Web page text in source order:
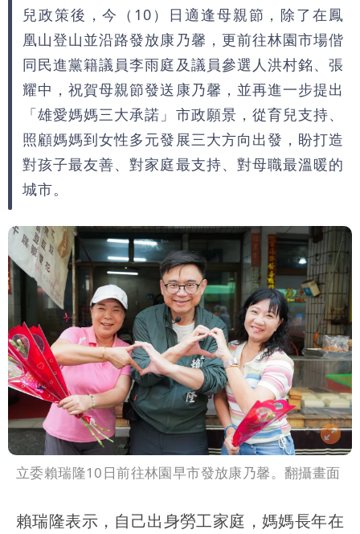
兒政策後，今（10）日適逢母親節，除了在鳳
凰山登山並沿路發放康乃馨，更前往林園市場偕
同民進黨籍議員李雨庭及議員參選人洪村銘、張
耀中，祝賀母親節發送康乃馨，並再進一步提出
「雄愛媽媽三大承諾」市政願景，從育兒支持、
照顧媽媽到女性多元發展三大方向出發，盼打造
對孩子最友善、對家庭最支持、對母職最溫暖的
城市。
立委賴瑞隆10日前往林園早市發放康乃馨。翻攝畫面
賴瑞隆表示，自己出身勞工家庭，媽媽長年在